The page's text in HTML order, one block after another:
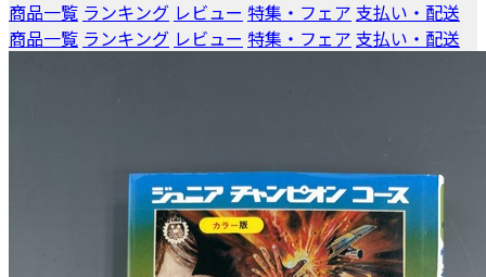
商品一覧 ランキング レビュー 特集・フェア 支払い・配送
商品一覧 ランキング レビュー 特集・フェア 支払い・配送